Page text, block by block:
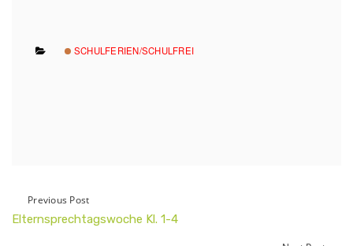
SCHULFERIEN/SCHULFREI
Previous Post
Elternsprechtagswoche Kl. 1-4